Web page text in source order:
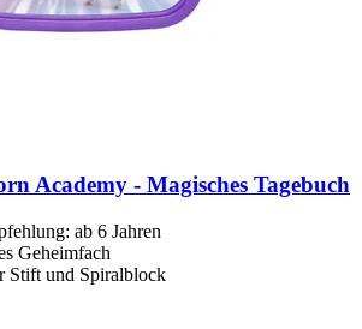
Academy -​ Magisches Tagebuch
ab 6 Jahren
Geheimfach
Stift und Spiralblock